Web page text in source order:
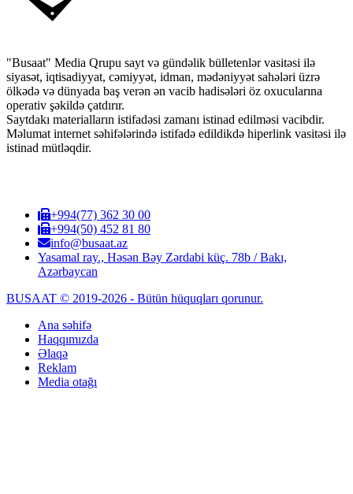
"Busaat" Media Qrupu sayt və gündəlik bülletenlər vasitəsi ilə
siyasət, iqtisadiyyat, cəmiyyət, idman, mədəniyyət sahələri üzrə
ölkədə və dünyada baş verən ən vacib hadisələri öz oxucularına
operativ şəkildə çatdırır.
Saytdakı materialların istifadəsi zamanı istinad edilməsi vacibdir.
Məlumat internet səhifələrində istifadə edildikdə hiperlink vasitəsi ilə
istinad mütləqdir.
+994(77) 362 30 00
+994(50) 452 81 80
info@busaat.az
Yasamal ray., Həsən Bəy Zərdabi küç. 78b / Bakı,
Azərbaycan
BUSAAT © 2019-2026 - Bütün hüquqları qorunur.
Ana səhifə
Haqqımızda
Əlaqə
Reklam
Media otağı